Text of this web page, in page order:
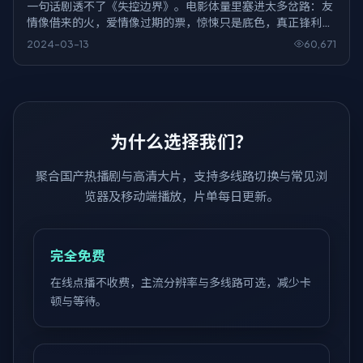
一句话剧透不了《失控边界》。电影体量里塞进太多岔路：友
情像借来的火，爱情像过期的票，惊悚只是底色，真正锋利的
是对白里藏针。
2024-03-13 60,671
为什么选择我们？
聚合国产热播剧与高清大片，支持多线路切换与常见浏
览器及移动端播放，片单每日更新。
完全免费
在线点播不收费，主流分辨率与多线路可选，减少卡
顿与等待。